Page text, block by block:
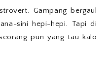
Gampang bergaul
sini hepi-hepi. Tapi di
pun yang tau kalo